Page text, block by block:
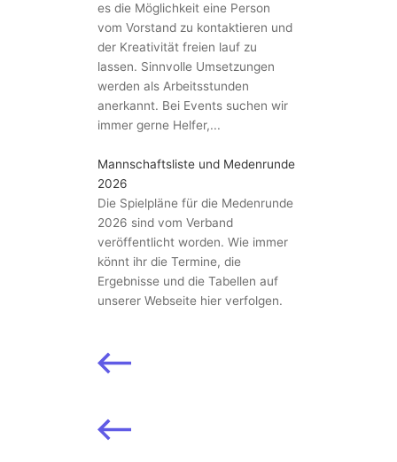
es die Möglichkeit eine Person
vom Vorstand zu kontaktieren und
der Kreativität freien lauf zu
lassen. Sinnvolle Umsetzungen
werden als Arbeitsstunden
anerkannt. Bei Events suchen wir
immer gerne Helfer,...
Mannschaftsliste und Medenrunde
2026
Die Spielpläne für die Medenrunde
2026 sind vom Verband
veröffentlicht worden. Wie immer
könnt ihr die Termine, die
Ergebnisse und die Tabellen auf
unserer Webseite hier verfolgen.